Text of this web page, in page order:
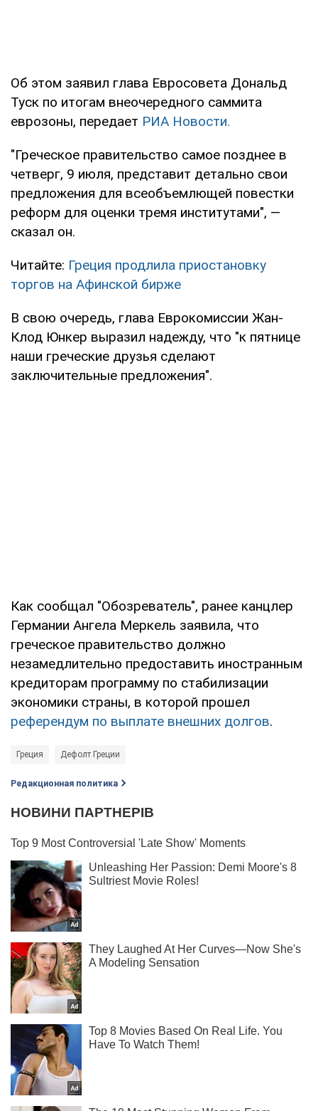
Об этом заявил глава Евросовета Дональд
Туск по итогам внеочередного саммита
еврозоны, передает РИА Новости.
"Греческое правительство самое позднее в
четверг, 9 июля, представит детально свои
предложения для всеобъемлющей повестки
реформ для оценки тремя институтами", —
сказал он.
Читайте: Греция продлила приостановку
торгов на Афинской бирже
В свою очередь, глава Еврокомиссии Жан-
Клод Юнкер выразил надежду, что "к пятнице
наши греческие друзья сделают
заключительные предложения".
Как сообщал "Обозреватель", ранее канцлер
Германии Ангела Меркель заявила, что
греческое правительство должно
незамедлительно предоставить иностранным
кредиторам программу по стабилизации
экономики страны, в которой прошел
референдум по выплате внешних долгов.
Греция Дефолт Греции
Редакционная политика